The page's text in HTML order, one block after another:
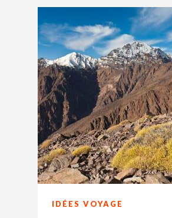
IDÉES VOYAGE